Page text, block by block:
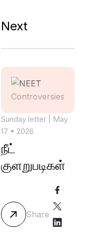
Next
Sunday letter
| May
17 • 2026
நீட்
குளறுபடிகள்
Share